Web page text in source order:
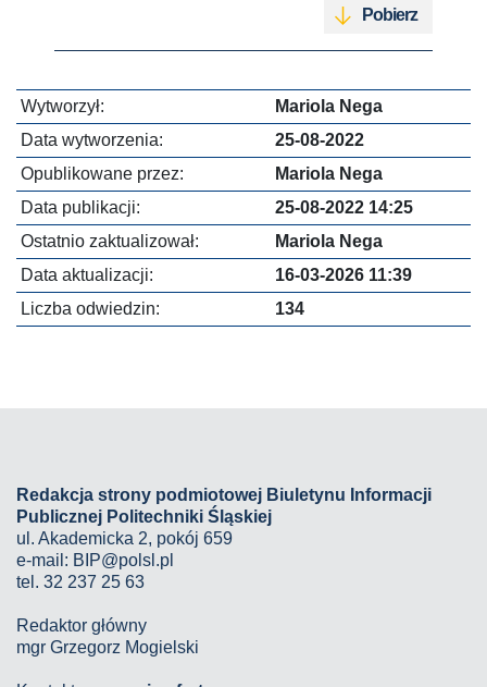
Pobierz
Wytworzył:
Mariola Nega
Data wytworzenia:
25-08-2022
Opublikowane przez:
Mariola Nega
Data publikacji:
25-08-2022 14:25
Ostatnio zaktualizował:
Mariola Nega
Data aktualizacji:
16-03-2026 11:39
Liczba odwiedzin:
134
Redakcja strony podmiotowej Biuletynu Informacji
Publicznej Politechniki Śląskiej
ul. Akademicka 2, pokój 659
e-mail: BIP@polsl.pl
tel. 32 237 25 63
Redaktor główny
mgr Grzegorz Mogielski